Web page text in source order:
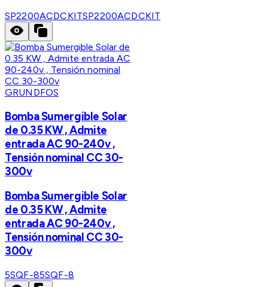
SP2200ACDCKITSP2200ACDCKIT
GRUNDFOS
Bomba Sumergible Solar
de 0.35 KW , Admite
entrada AC 90-240v ,
Tensión nominal CC 30-
300v
Bomba Sumergible Solar
de 0.35 KW , Admite
entrada AC 90-240v ,
Tensión nominal CC 30-
300v
5SQF-85SQF-8